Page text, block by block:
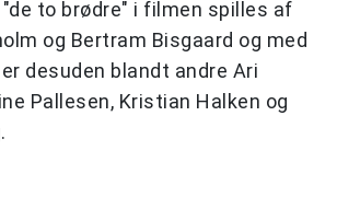
to brødre" i filmen spilles af
og Bertram Bisgaard og med
desuden blandt andre Ari
Pallesen, Kristian Halken og